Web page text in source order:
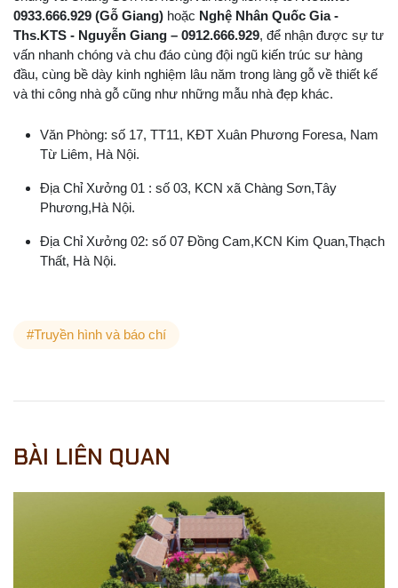
0933.666.929 (Gỗ Giang) hoặc Nghệ Nhân Quốc Gia -
Ths.KTS - Nguyễn Giang – 0912.666.929, để nhận được sự tư
vấn nhanh chóng và chu đáo cùng đội ngũ kiến trúc sư hàng
đầu, cùng bề dày kinh nghiệm lâu năm trong làng gỗ về thiết kế
và thi công nhà gỗ cũng như những mẫu nhà đẹp khác.
Văn Phòng: số 17, TT11, KĐT Xuân Phương Foresa, Nam
Từ Liêm, Hà Nội.
Địa Chỉ Xưởng 01 : số 03, KCN xã Chàng Sơn,Tây
Phương,Hà Nội.
Địa Chỉ Xưởng 02: số 07 Đồng Cam,KCN Kim Quan,Thạch
Thất, Hà Nội.
#Truyền hình và báo chí
BÀI LIÊN QUAN